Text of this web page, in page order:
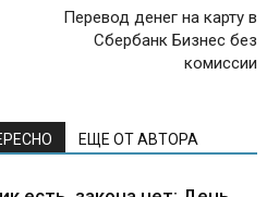
Перевод денег на карту в
Сбербанк Бизнес без
комиссии
ЕЩЕ ОТ АВТОРА